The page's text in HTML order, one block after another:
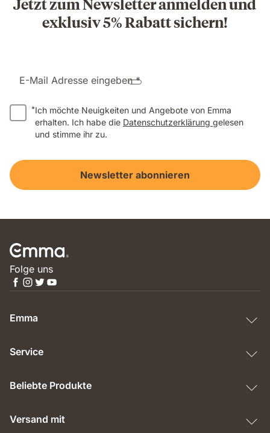
exklusiv 5% Rabatt sichern!
E-Mail Adresse eingeben *
*Ich möchte Neuigkeiten und Angebote von Emma
erhalten. Ich habe die Datenschutzerklärung gelesen
und stimme ihr zu.
Newsletter abonnieren
Folge uns
Emma
Service
Beliebte Produkte
Versand mit